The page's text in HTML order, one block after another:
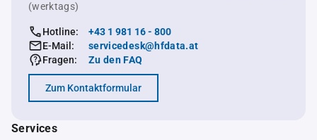
(werktags)
Hotline:
+43 1 981 16 - 800
E-Mail:
servicedesk@hfdata.at
Fragen:
Zu den FAQ
Zum Kontaktformular
Services